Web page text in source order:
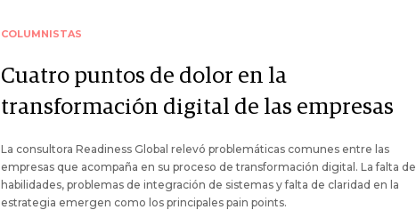
COLUMNISTAS
Cuatro puntos de dolor en la
transformación digital de las empresas
La consultora Readiness Global relevó problemáticas comunes entre las
empresas que acompaña en su proceso de transformación digital. La falta de
habilidades, problemas de integración de sistemas y falta de claridad en la
estrategia emergen como los principales pain points.